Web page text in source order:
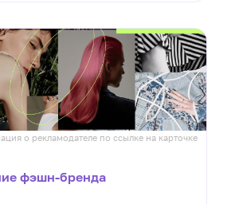
о рекламодателе по ссылке на карточке
фэшн-бренда